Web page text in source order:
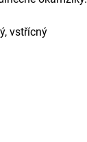
vstřícný